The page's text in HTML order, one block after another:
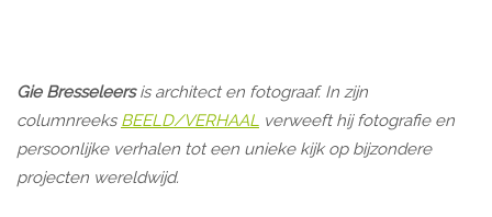
Gie Bresseleersis architect en fotograaf. In zijn
columnreeks BEELD/VERHAAL verweeft hij fotografie en
persoonlijke verhalen tot een unieke kijk op bijzondere
projecten wereldwijd.